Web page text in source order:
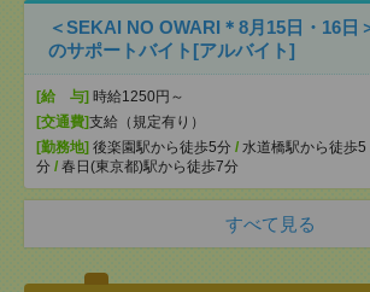
＜SEKAI NO OWARI＊8月15日・16日
のサポートバイト[アルバイト]
[給 与] 時給1250円～
[交通費]支給（規定有り）
[勤務地] 後楽園駅から徒歩5分 / 水道橋駅から徒歩5
分 / 春日(東京都)駅から徒歩7分
すべて見る